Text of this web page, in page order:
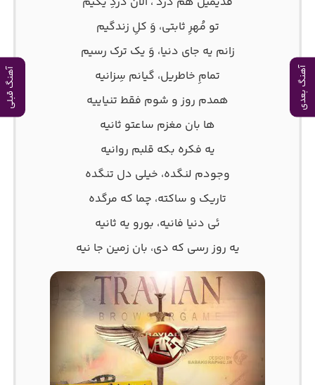
آهنگ بعدی آهنگ قبلی
تو مُهرِ ثابتی، وَ کلِ زندگیم
زانم یه جای دنیا، وَ یک ترک رسیم
تمامِ خاطریل، گیانم سِزانیه
همدم روز و شوم فقط تنیاییه
ها بان مغزم ساعتو ثانیه
یه فکره بکه قلبم روانیه
وجودم لنگده، خیلی دل تنگده
تاریک و ساکته، چما که مرگده
ئی دنیا فانیه، بورو یه ثانیه
یه روز رسی که دی، بان زمین جا نیه